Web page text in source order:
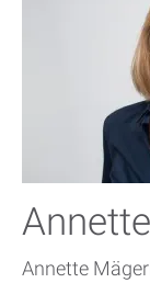
Annette